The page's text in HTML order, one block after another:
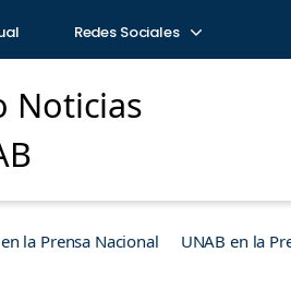
Redes Sociales
Noticias
la Prensa Nacional UNAB en la